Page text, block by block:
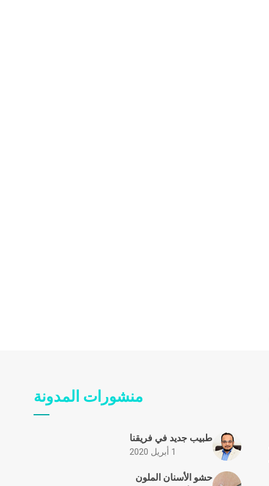
منشورات المدونة
طبيب جديد في فريقنا
1 أبريل 2020
حشو الأسنان الملون